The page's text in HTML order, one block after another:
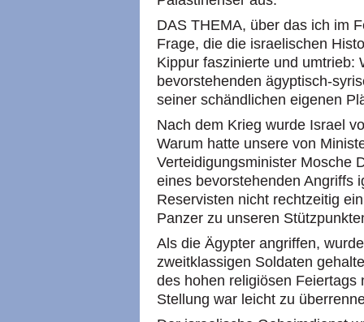
DAS THEMA, über das ich im
Frage, die die israelischen
Kippur faszinierte und umtrieb:
bevorstehenden ägyptisch-
seiner schändlichen eigenen
Nach dem Krieg wurde Israel
Warum hatte unsere von
Verteidigungsminister Mosche
eines bevorstehenden Angriffs
Reservisten nicht rechtzeitig
Panzer zu unseren
Als die Ägypter angriffen,
zweitklassigen Soldaten
des hohen religiösen
Stellung war leicht zu